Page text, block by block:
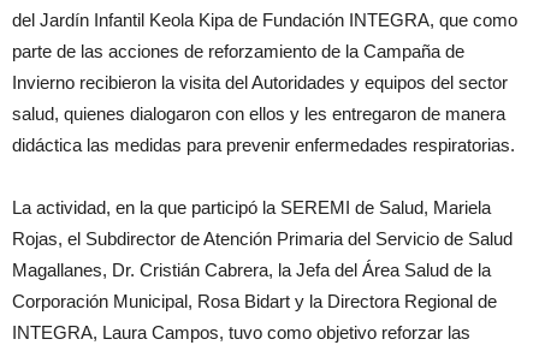
del Jardín Infantil Keola Kipa de Fundación INTEGRA, que como
parte de las acciones de reforzamiento de la Campaña de
Invierno recibieron la visita del Autoridades y equipos del sector
salud, quienes dialogaron con ellos y les entregaron de manera
didáctica las medidas para prevenir enfermedades respiratorias.
La actividad, en la que participó la SEREMI de Salud, Mariela
Rojas, el Subdirector de Atención Primaria del Servicio de Salud
Magallanes, Dr. Cristián Cabrera, la Jefa del Área Salud de la
Corporación Municipal, Rosa Bidart y la Directora Regional de
INTEGRA, Laura Campos, tuvo como objetivo reforzar las